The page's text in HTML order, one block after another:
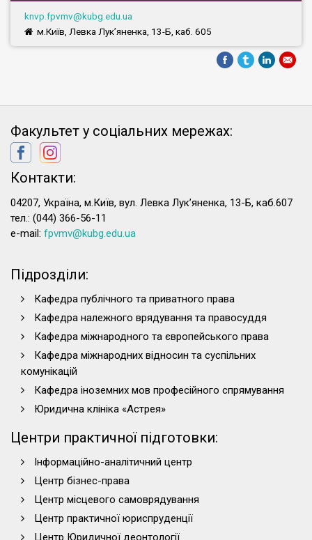
knvp.fpvmv@kubg.edu.ua
м.Київ, Левка Лук’яненка, 13-Б, каб. 605
Факультет у соціальних мережах:
Контакти:
04207, Україна, м.Київ, вул. Левка Лук’яненка, 13-Б, каб.607
тел.: (044) 366-56-11
e-mail: fpvmv@kubg.edu.ua
Підрозділи:
Кафедра публічного та приватного права
Кафедра належного врядування та правосуддя
Кафедра міжнародного та європейського права
Кафедра міжнародних відносин та суспільних
комунікацій
Кафедра іноземних мов професійного спрямування
Юридична клініка «Астрея»
Центри практичної підготовки:
Інформаційно-аналітичний центр
Центр бізнес-права
Центр місцевого самоврядування
Центр практичної юриспруденції
Центр Юридичної деонтології